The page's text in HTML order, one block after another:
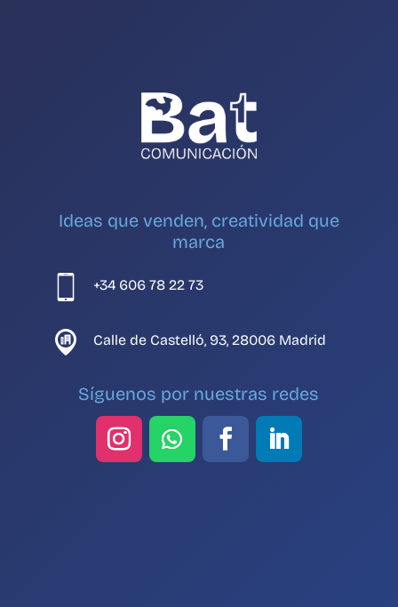
Ideas que venden, creatividad que
marca
+34 606 78 22 73
Calle de Castelló, 93, 28006 Madrid
Síguenos por nuestras redes